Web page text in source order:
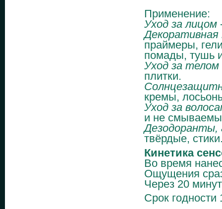
Применение:
Уход за лицом
Декоративная
праймеры,
помады, тушь
Уход за телом
плитки.
кремы,
Уход за
и не
Дезодоранты,
твёрдые,
Кинетика
Во время
Ощущения
Через 20
Срок годности